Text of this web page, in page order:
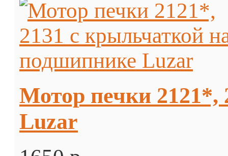
Мотор печки 2121*,
Luzar